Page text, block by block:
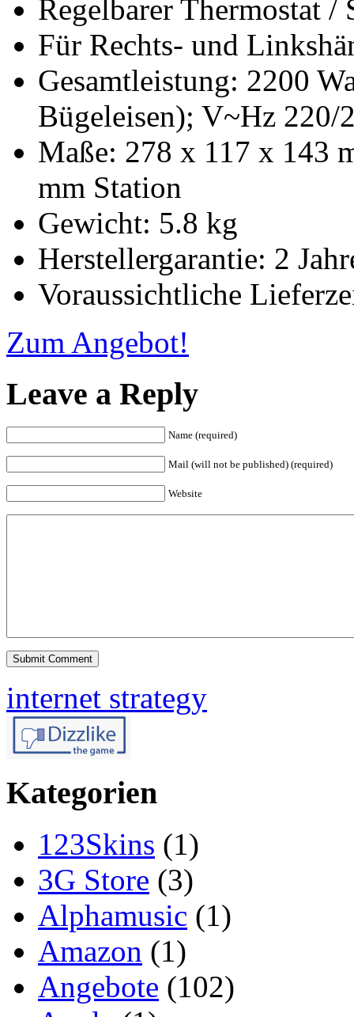
Regelbarer Thermostat /
Für Rechts- und
Gesamtleistung: 2200
Bügeleisen); V~Hz 220/
Maße: 278 x 117 x 143
mm Station
Gewicht: 5.8 kg
Herstellergarantie: 2
Voraussichtliche
Zum Angebot!
Leave a Reply
Name (required)
Mail (will not be published) (required)
Website
internet strategy
Kategorien
123Skins (1)
3G Store (3)
Alphamusic (1)
Amazon (1)
Angebote (102)